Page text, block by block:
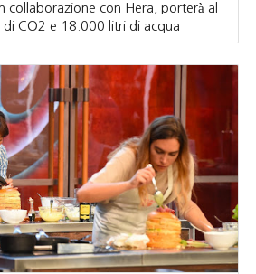
collaborazione con Hera, porterà al
CO2 e 18.000 litri di acqua